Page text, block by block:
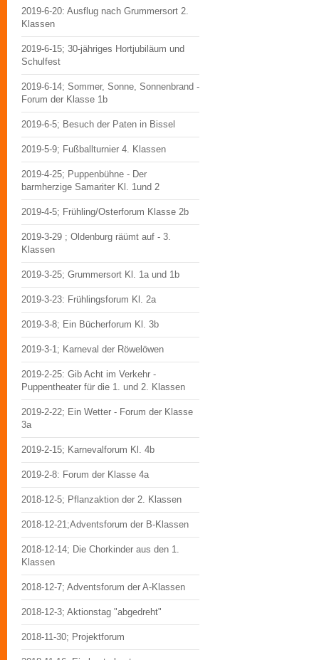
2019-6-20: Ausflug nach Grummersort 2.
Klassen
2019-6-15; 30-jähriges Hortjubiläum und
Schulfest
2019-6-14; Sommer, Sonne, Sonnenbrand -
Forum der Klasse 1b
2019-6-5; Besuch der Paten in Bissel
2019-5-9; Fußballturnier 4. Klassen
2019-4-25; Puppenbühne - Der
barmherzige Samariter Kl. 1und 2
2019-4-5; Frühling/Osterforum Klasse 2b
2019-3-29 ; Oldenburg räümt auf - 3.
Klassen
2019-3-25; Grummersort Kl. 1a und 1b
2019-3-23: Frühlingsforum Kl. 2a
2019-3-8; Ein Bücherforum Kl. 3b
2019-3-1; Karneval der Röwelöwen
2019-2-25: Gib Acht im Verkehr -
Puppentheater für die 1. und 2. Klassen
2019-2-22; Ein Wetter - Forum der Klasse
3a
2019-2-15; Karnevalforum Kl. 4b
2019-2-8: Forum der Klasse 4a
2018-12-5; Pflanzaktion der 2. Klassen
2018-12-21;Adventsforum der B-Klassen
2018-12-14; Die Chorkinder aus den 1.
Klassen
2018-12-7; Adventsforum der A-Klassen
2018-12-3; Aktionstag "abgedreht"
2018-11-30; Projektforum